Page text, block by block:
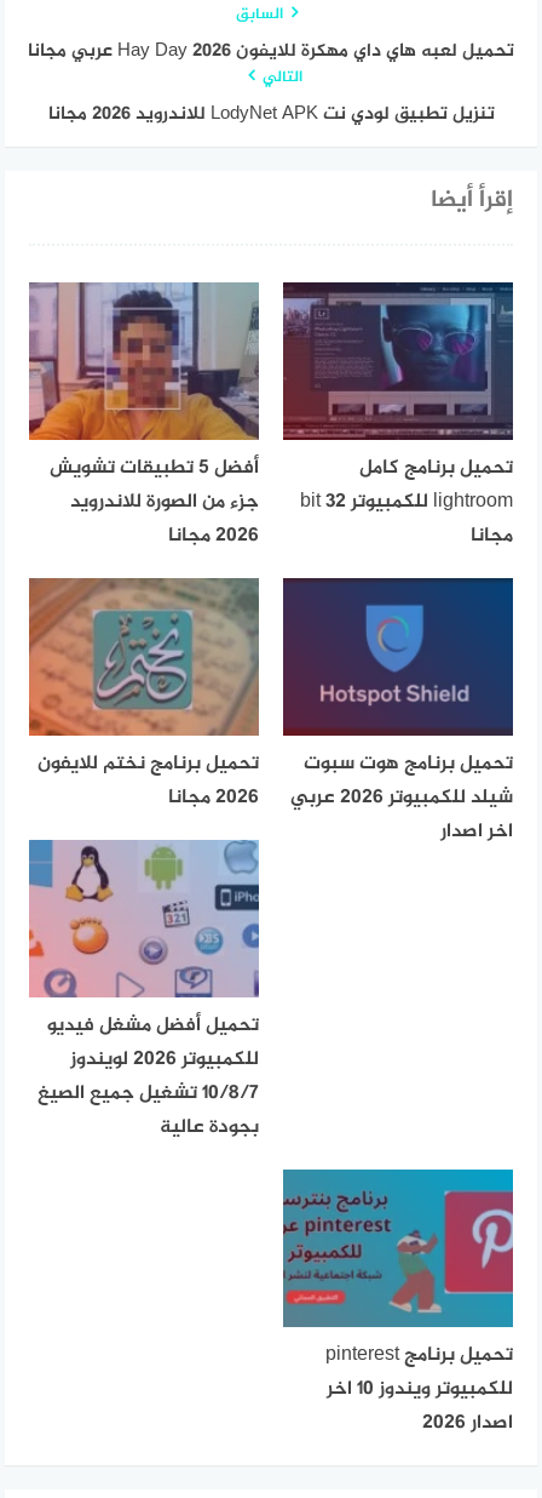
السابق
تحميل لعبه هاي داي مهكرة للايفون Hay Day 2026 عربي مجانا
التالي
تنزيل تطبيق لودي نت LodyNet APK للاندرويد 2026 مجانا
إقرأ أيضا
تحميل برنامج كامل
lightroom للكمبيوتر 32 bit
مجانا
أفضل 5 تطبيقات تشويش
جزء من الصورة للاندرويد
2026 مجانا
تحميل برنامج هوت سبوت
شيلد للكمبيوتر 2026 عربي
اخر اصدار
تحميل برنامج نختم للايفون
2026 مجانا
تحميل أفضل مشغل فيديو
للكمبيوتر 2026 لويندوز
10/8/7 تشغيل جميع الصيغ
بجودة عالية
تحميل برنامج pinterest
للكمبيوتر ويندوز 10 اخر
اصدار 2026